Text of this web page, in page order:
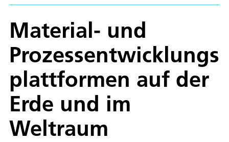
Material- und
Prozessentwicklungs
plattformen auf der
Erde und im
Weltraum